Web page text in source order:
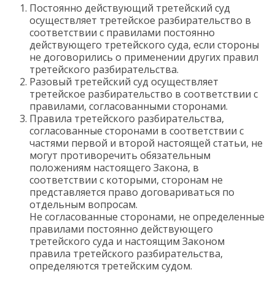
Постоянно действующий третейский суд
осуществляет третейское разбирательство в
соответствии с правилами постоянно
действующего третейского суда, если стороны
не договорились о применении других правил
третейского разбирательства.
Разовый третейский суд осуществляет
третейское разбирательство в соответствии с
правилами, согласованными сторонами.
Правила третейского разбирательства,
согласованные сторонами в соответствии с
частями первой и второй настоящей статьи, не
могут противоречить обязательным
положениям настоящего Закона, в
соответствии с которыми, сторонам не
представляется право договариваться по
отдельным вопросам.
Не согласованные сторонами, не определенные
правилами постоянно действующего
третейского суда и настоящим Законом
правила третейского разбирательства,
определяются третейским судом.